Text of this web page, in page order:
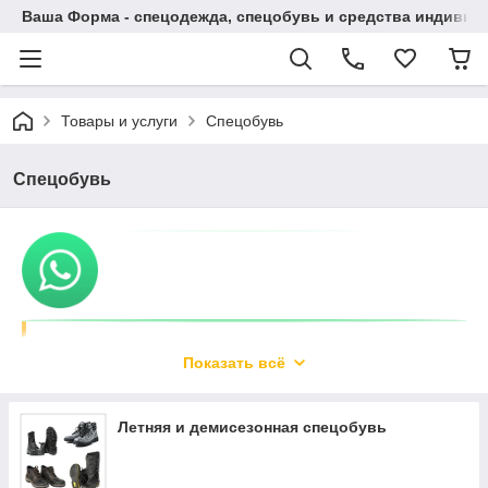
Ваша Форма - спецодежда, спецобувь и средства
Товары и услуги Спецобувь
Спецобувь
«Vasha Forma» -
и в розницу в Алматы
Работа в комфортных
условиях способствует
Показать всё
Летняя и демисезонная спецобувь